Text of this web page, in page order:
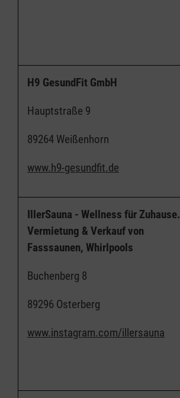
H9 GesundFit GmbH
Hauptstraße 9
89264 Weißenhorn
www.h9-gesundfit.de
IllerSauna - Wellness für Zuhause.
Vermietung & Verkauf von
Fasssaunen, Whirlpools
Buchenberg 8
89296 Osterberg
www.instagram.com/illersauna